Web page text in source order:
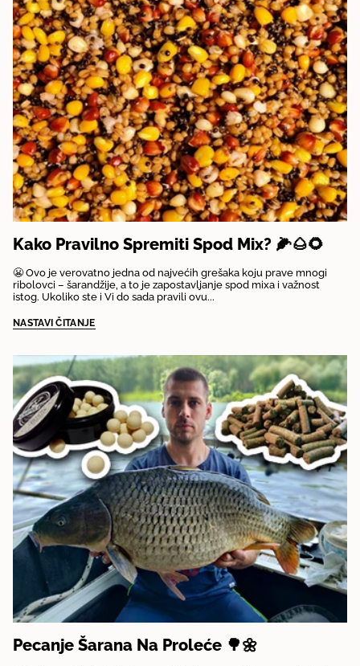
Kako Pravilno Spremiti Spod Mix? 🌽🌰🌻
😬 Ovo je verovatno jedna od najvećih grešaka koju prave mnogi
ribolovci – šarandžije, a to je zapostavljanje spod mixa i važnost
istog. Ukoliko ste i Vi do sada pravili ovu...
NASTAVI ČITANJE
Pecanje Šarana Na Proleće 🌳🌼